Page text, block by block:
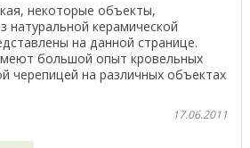
некоторые объекты,
натуральной керамической
на данной странице.
большой опыт кровельных
черепицей на различных объектах
17.06.2011